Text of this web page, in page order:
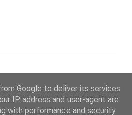
Google to deliver its services
IP address and user-agent are
with performance and security